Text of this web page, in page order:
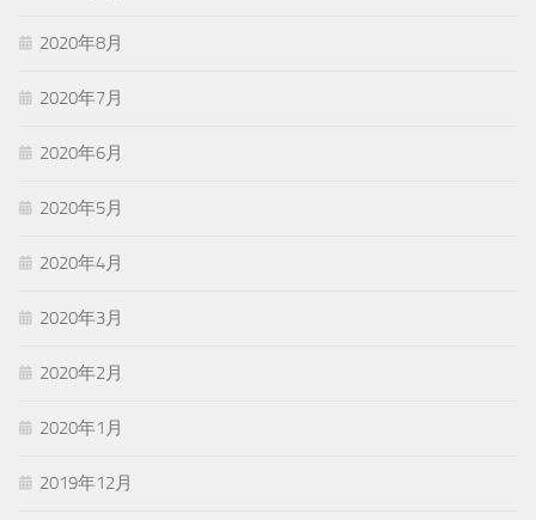
2020年8月
2020年7月
2020年6月
2020年5月
2020年4月
2020年3月
2020年2月
2020年1月
2019年12月